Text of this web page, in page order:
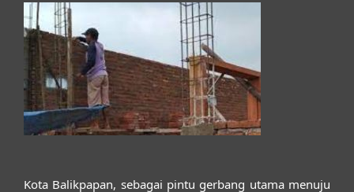
Kota Balikpapan, sebagai pintu gerbang utama menuju